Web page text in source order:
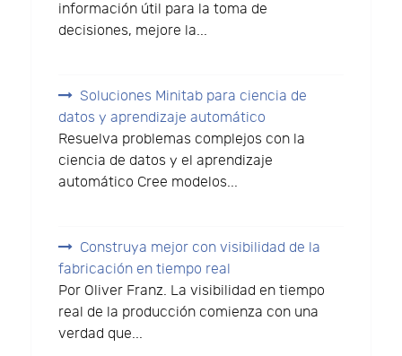
información útil para la toma de
decisiones, mejore la...
Soluciones Minitab para ciencia de
datos y aprendizaje automático
Resuelva problemas complejos con la
ciencia de datos y el aprendizaje
automático Cree modelos...
Construya mejor con visibilidad de la
fabricación en tiempo real
Por Oliver Franz. La visibilidad en tiempo
real de la producción comienza con una
verdad que...